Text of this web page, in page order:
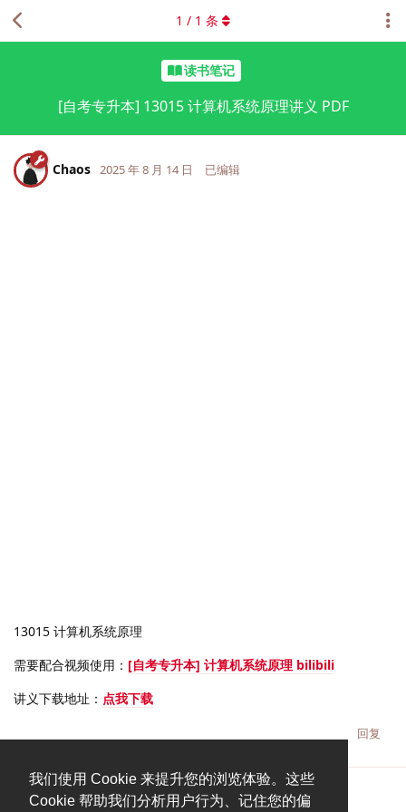
我们使用 Cookie 来提升您的浏览体验。这些
Cookie 帮助我们分析用户行为、记住您的偏
读书笔记
[自考专升本] 13015 计算机系统原理讲义 PDF
1 / 1 条
Chaos 2025 年 8 月 14 日 已编辑
13015 计算机系统原理
需要配合视频使用： [自考专升本] 计算机系统原理 bilibili
讲义下载地址： 点我下载
回复